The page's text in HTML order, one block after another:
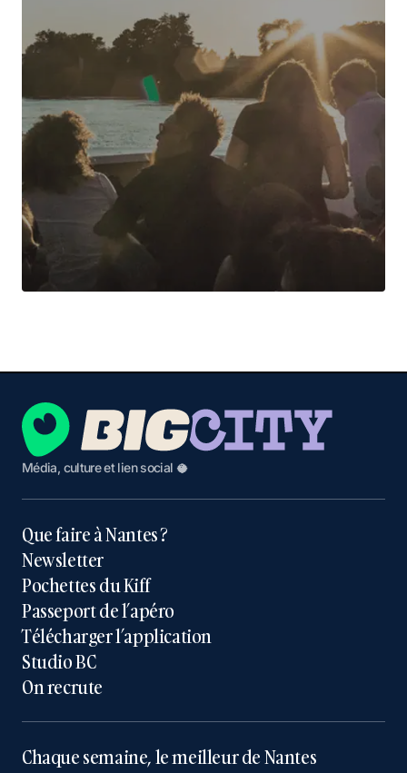
Média, culture et lien social 🥥
Que faire à Nantes ?
Newsletter
Pochettes du Kiff
Passeport de l’apéro
Télécharger l’application
Studio BC
On recrute
Chaque semaine, le meilleur de Nantes